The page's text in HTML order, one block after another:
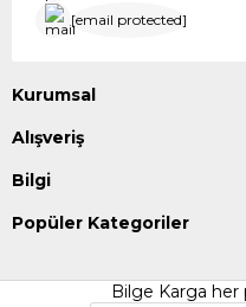
[email protected]
Kurumsal
Alışveriş
Bilgi
Popüler Kategoriler
Bilge Karga her